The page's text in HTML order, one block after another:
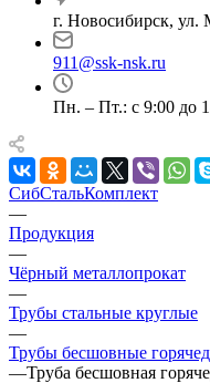
г. Новосибирск, ул.
911@ssk-nsk.ru
Пн. – Пт.: с 9:00 до
СибСтальКомплект
—
Продукция
—
Чёрный металлопрокат
—
Трубы стальные круглые
—
Трубы бесшовные
—Труба бесшовная